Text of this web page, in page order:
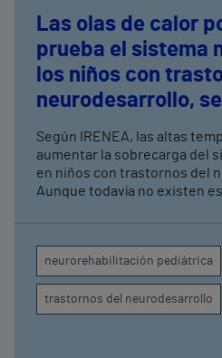
Las olas de calor
prueba el sistema
los niños con
neurodesarrollo,
expertos en
pediátrica de
Según IRENEA, las altas
aumentar la sobrecarga del
en niños con trastornos del
Aunque todavía no existen
atención, la regulación
conducta
neurorehabilitación pediátrica
trastornos del neurodesarrollo